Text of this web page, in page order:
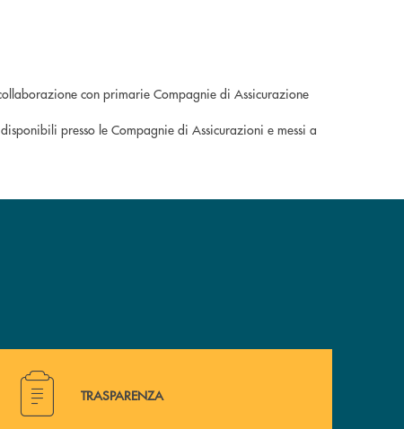
con primarie Compagnie di Assicurazione
presso le Compagnie di Assicurazioni e messi a
Hai bisogno di alcuni documenti ? Vai alla pagina
TRASPARENZA